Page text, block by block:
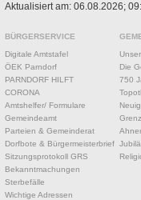
Aktualisiert am: 06.08.2026;
BÜRGERSERVICE
Digitale Amtstafel
ÖEK Parndorf
PARNDORF HILFT
CORONA
Amtshelfer/ Formulare
Gemeindeamt
Parteien & Gemeinderat
Dorfbote & Bürgermeisterbrief
Sitzungsprotokoll GRS
Bekanntmachungen
Sterbefälle
Wichtige Adressen
Die
750